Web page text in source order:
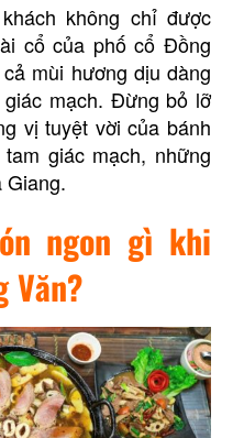
không chỉ được
cổ của phố cổ Đồng
mùi hương dịu dàng
mạch. Đừng bỏ lỡ
vị tuyệt vời của bánh
giác mạch, những
Giang.
ngon gì khi
Văn?